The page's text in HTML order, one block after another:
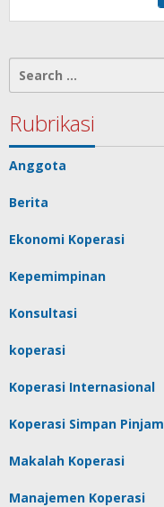
for:
Rubrikasi
Anggota
Berita
Ekonomi Koperasi
Kepemimpinan
Konsultasi
koperasi
Koperasi Internasional
Koperasi Simpan Pinjam
Makalah Koperasi
Manajemen Koperasi